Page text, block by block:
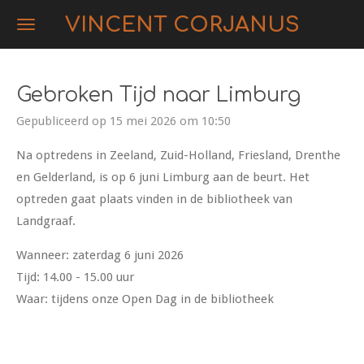
Ga
de
hoofdinhoud
VINCENT CORJANUS
Gebroken Tijd naar Limburg
Gepubliceerd op 15 mei 2026 om 10:50
Na optredens in Zeeland, Zuid-Holland, Friesland, Drenthe
en Gelderland, is op 6 juni Limburg aan de beurt. Het
optreden gaat plaats vinden in de bibliotheek van
Landgraaf.
Wanneer: zaterdag 6 juni 2026
Tijd: 14.00 - 15.00 uur
Waar: tijdens onze Open Dag in de bibliotheek